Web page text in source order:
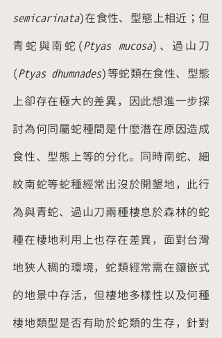
semicarinata)在食性、型態上相近；但
青蛇與南蛇(Ptyas mucosa)、過山刀
(Ptyas dhumnades)等蛇類在食性、型態
上卻存在極大的差異，因此想進一步探
討為何同屬蛇種間是什麼潛在原因造成
食性、型態上等的分化。同時南蛇、細
紋南蛇等蛇種經常出沒於開墾地，此行
為與青蛇、過山刀兩種棲息於森林的蛇
種在棲地利用上也存在差異，面對台灣
地狹人稠的環境，蛇類經常需在鑲嵌式
的地景中存活，但棲地多樣性以及何種
棲地類型是否有助於蛇類的生存，針對